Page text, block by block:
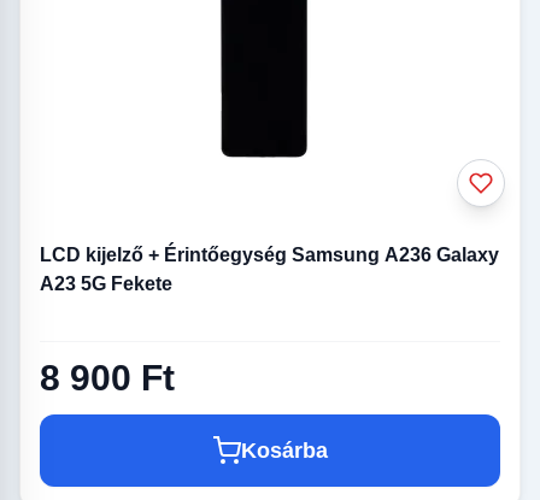
LCD kijelző + Érintőegység Samsung A236 Galaxy
A23 5G Fekete
8 900 Ft
Kosárba